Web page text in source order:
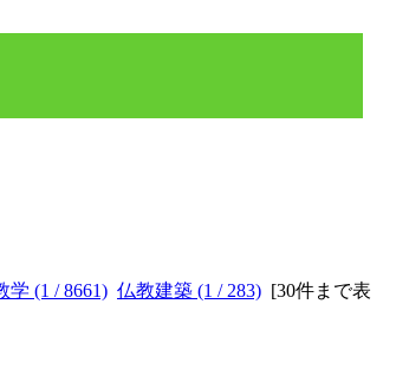
学 (1 / 8661) 仏教建築 (1 / 283) [30件まで表